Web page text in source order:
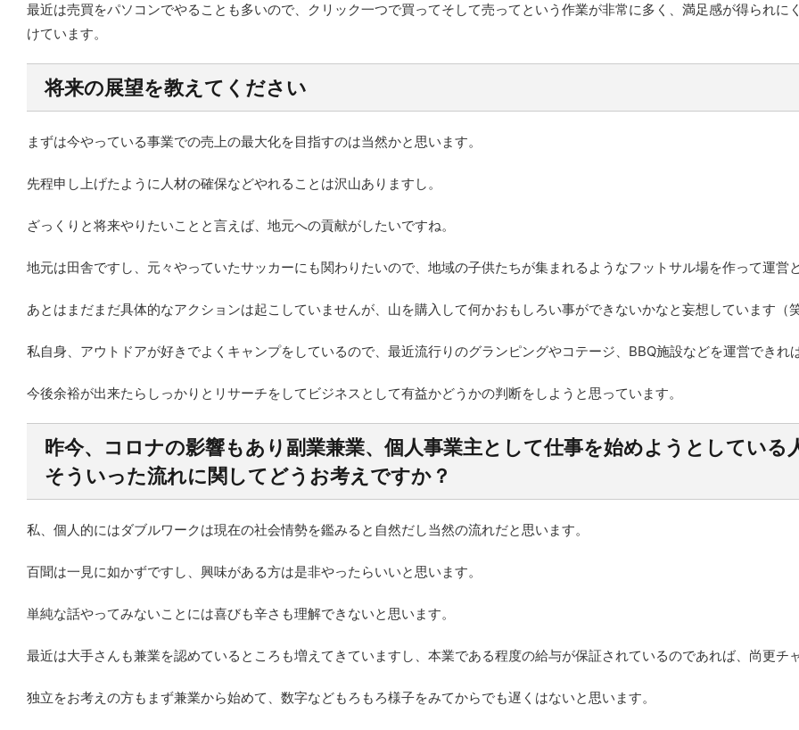
最近は売買をパソコンでやることも多いので、クリック一つで買ってそして売ってという作業が非常に多く、満足感が得られ
けています。
将来の展望を教えてください
まずは今やっている事業での売上の最大化を目指すのは当然かと思います。
先程申し上げたように人材の確保などやれることは沢山ありますし。
ざっくりと将来やりたいことと言えば、地元への貢献がしたいですね。
地元は田舎ですし、元々やっていたサッカーにも関わりたいので、地域の子供たちが集まれるようなフットサル場を作って運営
あとはまだまだ具体的なアクションは起こしていませんが、山を購入して何かおもしろい事ができないかなと妄想しています（笑
私自身、アウトドアが好きでよくキャンプをしているので、最近流行りのグランピングやコテージ、BBQ施設などを運営できれ
今後余裕が出来たらしっかりとリサーチをしてビジネスとして有益かどうかの判断をしようと思っています。
昨今、コロナの影響もあり副業兼業、個人事業主として仕事を始めようとしている
そういった流れに関してどうお考えですか？
私、個人的にはダブルワークは現在の社会情勢を鑑みると自然だし当然の流れだと思います。
百聞は一見に如かずですし、興味がある方は是非やったらいいと思います。
単純な話やってみないことには喜びも辛さも理解できないと思います。
最近は大手さんも兼業を認めているところも増えてきていますし、本業である程度の給与が保証されているのであれば、尚更チ
独立をお考えの方もまず兼業から始めて、数字などもろもろ様子をみてからでも遅くはないと思います。